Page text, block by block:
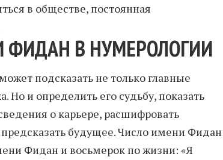
в обществе, постоянная
ФИДАН В НУМЕРОЛОГИИ
подсказать не только главные
Но и определить его судьбу, показать
о карьере, расшифровать
будущее. Число имени Фидан
Фидан и восьмерок по жизни: «Я